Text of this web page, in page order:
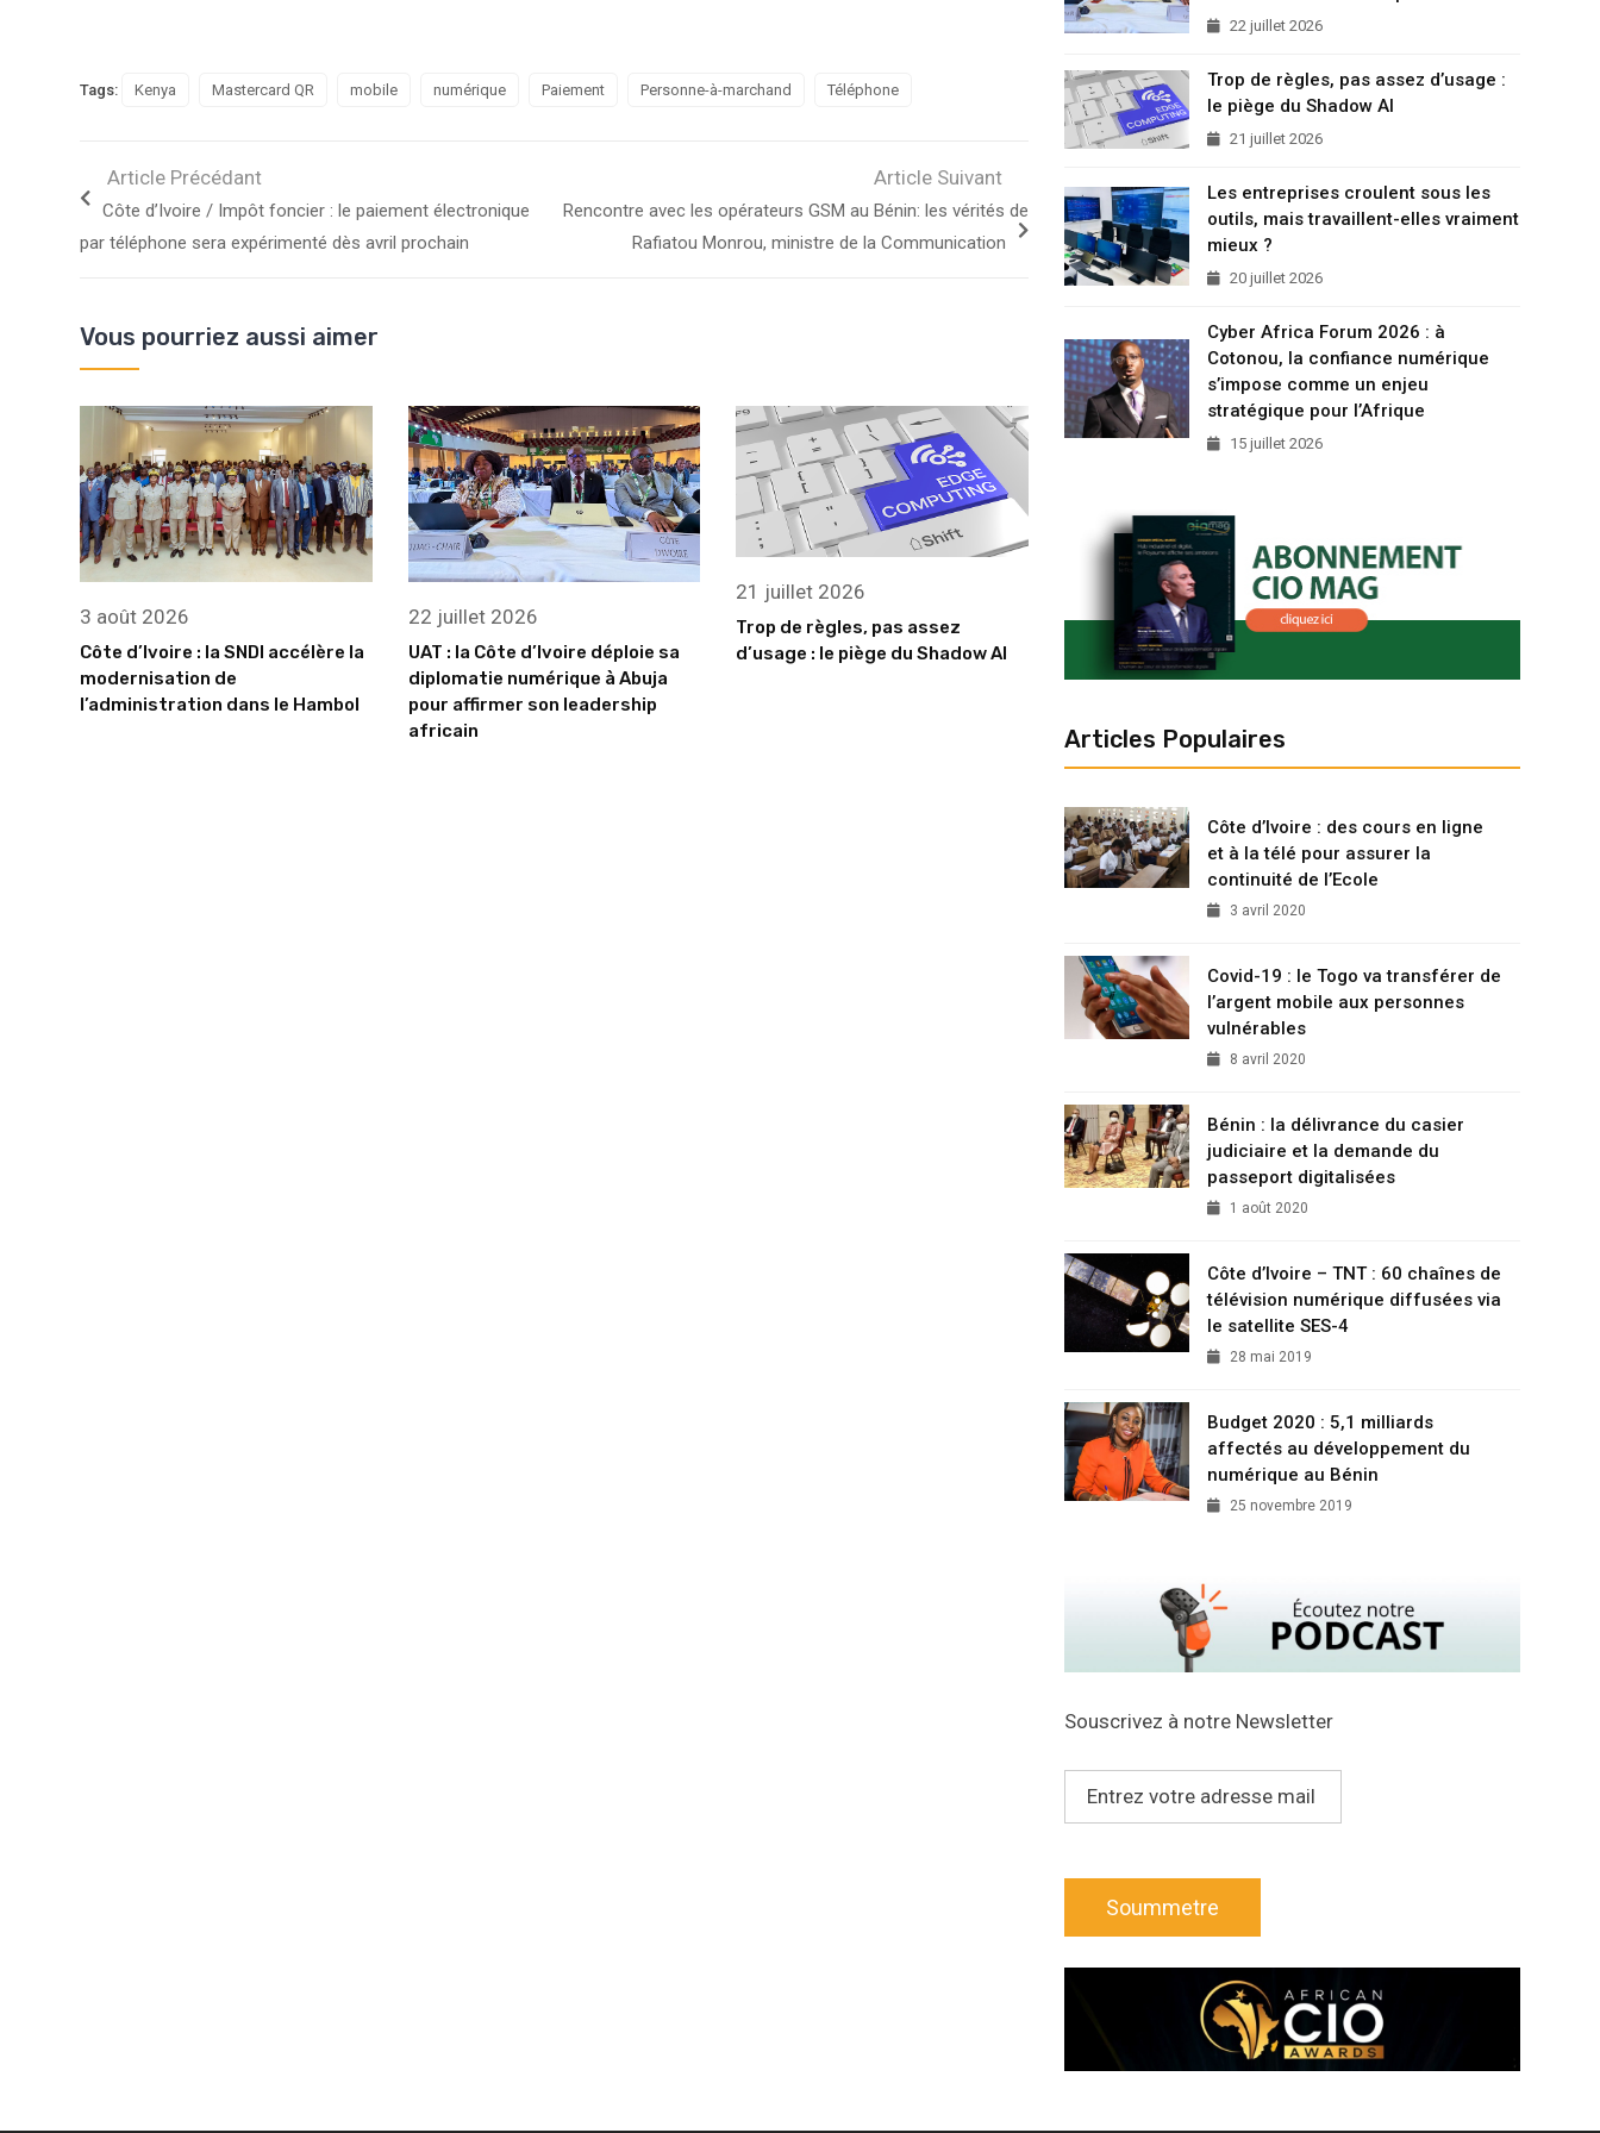
Tags: Kenya Mastercard QR mobile numérique Paiement Personne-à-marchand Téléphone
Article Précédant
Côte d’Ivoire / Impôt foncier : le paiement électronique
par téléphone sera expérimenté dès avril prochain
Article Suivant
Rencontre avec les opérateurs GSM au Bénin: les vérités de
Rafiatou Monrou, ministre de la Communication
Vous pourriez aussi aimer
3 août 2026
Côte d’Ivoire : la SNDI accélère la
modernisation de
l’administration dans le Hambol
22 juillet 2026
UAT : la Côte d’Ivoire déploie sa
diplomatie numérique à Abuja
pour affirmer son leadership
africain
21 juillet 2026
Trop de règles, pas assez
d’usage : le piège du Shadow AI
22 juillet 2026
Trop de règles, pas assez d’usage :
le piège du Shadow AI
21 juillet 2026
Les entreprises croulent sous les
outils, mais travaillent-elles vraiment
mieux ?
20 juillet 2026
Cyber Africa Forum 2026 : à
Cotonou, la confiance numérique
s’impose comme un enjeu
stratégique pour l’Afrique
15 juillet 2026
Articles Populaires
Côte d’Ivoire : des cours en ligne
et à la télé pour assurer la
continuité de l’Ecole
3 avril 2020
Covid-19 : le Togo va transférer de
l’argent mobile aux personnes
vulnérables
8 avril 2020
Bénin : la délivrance du casier
judiciaire et la demande du
passeport digitalisées
1 août 2020
Côte d’Ivoire – TNT : 60 chaînes de
télévision numérique diffusées via
le satellite SES-4
28 mai 2019
Budget 2020 : 5,1 milliards
affectés au développement du
numérique au Bénin
25 novembre 2019
Souscrivez à notre Newsletter